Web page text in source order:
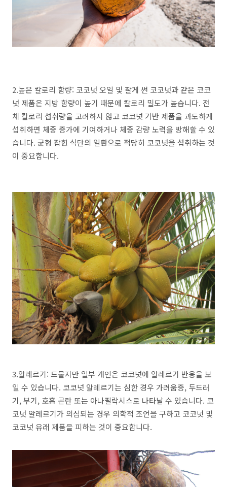
2.높은 칼로리 함량: 코코넛 오일 및 잘게 썬 코코넛과 같은 코코
넛 제품은 지방 함량이 높기 때문에 칼로리 밀도가 높습니다. 전
체 칼로리 섭취량을 고려하지 않고 코코넛 기반 제품을 과도하게
섭취하면 체중 증가에 기여하거나 체중 감량 노력을 방해할 수 있
습니다. 균형 잡힌 식단의 일환으로 적당히 코코넛을 섭취하는 것
이 중요합니다.
3.알레르기: 드물지만 일부 개인은 코코넛에 알레르기 반응을 보
일 수 있습니다. 코코넛 알레르기는 심한 경우 가려움증, 두드러
기, 부기, 호흡 곤란 또는 아나필락시스로 나타날 수 있습니다. 코
코넛 알레르기가 의심되는 경우 의학적 조언을 구하고 코코넛 및
코코넛 유래 제품을 피하는 것이 중요합니다.